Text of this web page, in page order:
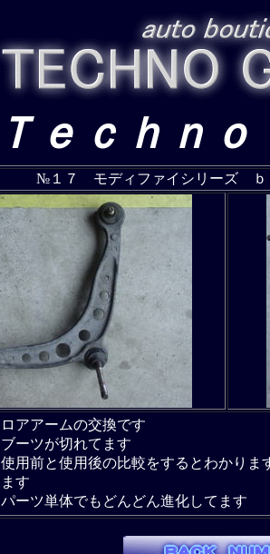
Ｔｅｃｈｎ
№１７ モディファイシリーズ
ロアアームの交換です
ブーツが切れてます
使用前と使用後の比較をするとわかりま
ます
パーツ単体でもどんどん進化してます